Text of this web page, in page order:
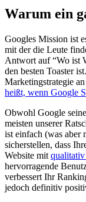
Warum ein
Googles Mission ist
mit der die Leute
Antwort auf “Wo ist
den besten Toaster
Marketingstrategie
heißt, wenn Google
Obwohl Google
meisten unserer
ist einfach (was aber
sicherstellen, dass
Website mit
hervorragende
verbessert Ihr
jedoch definitiv